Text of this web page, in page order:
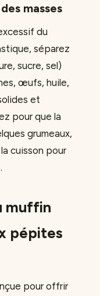
masses
du
séparez
sucre, sel)
œufs, huile,
et
pour que la
grumeaux,
cuisson pour
muffin
pépites
pour offrir